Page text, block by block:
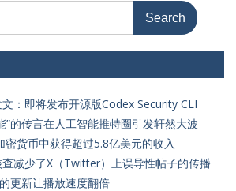
：即将发布开源版Codex Security CLI
”的传言在人工智能推特圈引发轩然大波
货币中获得超过5.8亿美元的收入
减少了X（Twitter）上误导性帖子的传播
更新让播放速度翻倍